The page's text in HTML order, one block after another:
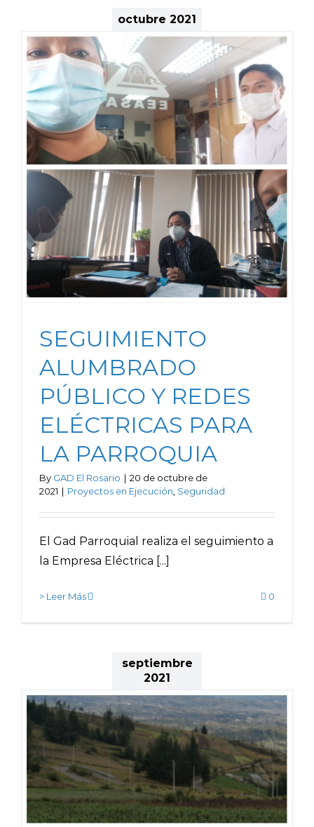
octubre 2021
SEGUIMIENTO
ALUMBRADO
PÚBLICO Y REDES
ELÉCTRICAS PARA
LA PARROQUIA
By GAD El Rosario | 20 de octubre de
2021 | Proyectos en Ejecución Seguridad
El Gad Parroquial realiza el seguimiento a
la Empresa Eléctrica [...]
> Leer Más 0
septiembre
2021